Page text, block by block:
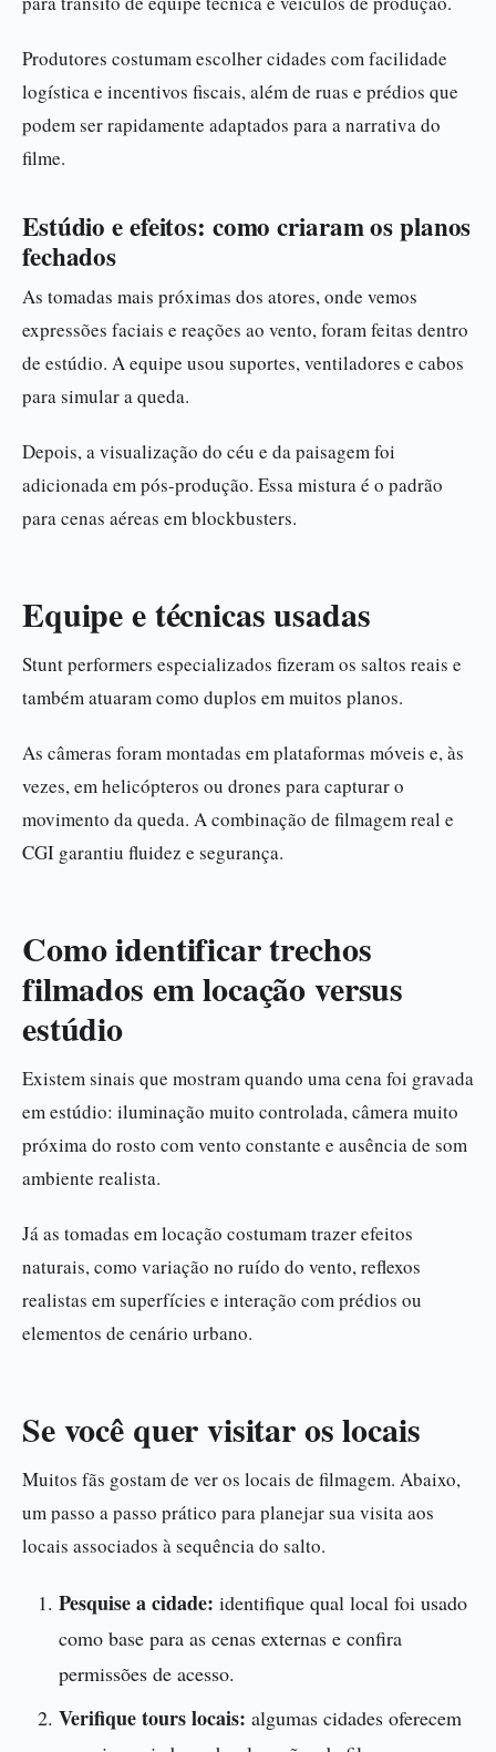
Produtores costumam escolher cidades com facilidade
logística e incentivos fiscais, além de ruas e prédios que
podem ser rapidamente adaptados para a narrativa do
filme.
Estúdio e efeitos: como criaram os planos
fechados
As tomadas mais próximas dos atores, onde vemos
expressões faciais e reações ao vento, foram feitas dentro
de estúdio. A equipe usou suportes, ventiladores e cabos
para simular a queda.
Depois, a visualização do céu e da paisagem foi
adicionada em pós-produção. Essa mistura é o padrão
para cenas aéreas em blockbusters.
Equipe e técnicas usadas
Stunt performers especializados fizeram os saltos reais e
também atuaram como duplos em muitos planos.
As câmeras foram montadas em plataformas móveis e, às
vezes, em helicópteros ou drones para capturar o
movimento da queda. A combinação de filmagem real e
CGI garantiu fluidez e segurança.
Como identificar trechos
filmados em locação versus
estúdio
Existem sinais que mostram quando uma cena foi gravada
em estúdio: iluminação muito controlada, câmera muito
próxima do rosto com vento constante e ausência de som
ambiente realista.
Já as tomadas em locação costumam trazer efeitos
naturais, como variação no ruído do vento, reflexos
realistas em superfícies e interação com prédios ou
elementos de cenário urbano.
Se você quer visitar os locais
Muitos fãs gostam de ver os locais de filmagem. Abaixo,
um passo a passo prático para planejar sua visita aos
locais associados à sequência do salto.
Pesquise a cidade: identifique qual local foi usado
como base para as cenas externas e confira
permissões de acesso.
Verifique tours locais: algumas cidades oferecem